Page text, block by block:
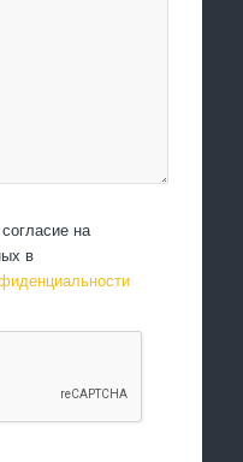
на
в